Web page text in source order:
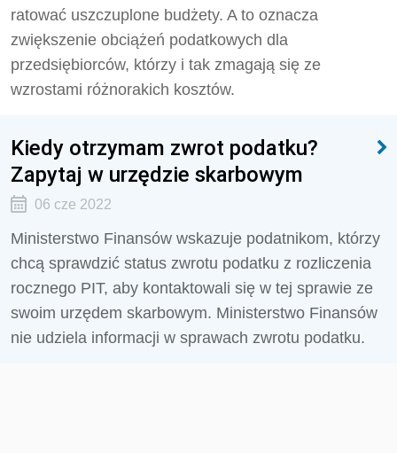
ratować uszczuplone budżety. A to oznacza
zwiększenie obciążeń podatkowych dla
przedsiębiorców, którzy i tak zmagają się ze
wzrostami różnorakich kosztów.
Kiedy otrzymam zwrot podatku?
Zapytaj w urzędzie skarbowym
06 cze 2022
Ministerstwo Finansów wskazuje podatnikom, którzy
chcą sprawdzić status zwrotu podatku z rozliczenia
rocznego PIT, aby kontaktowali się w tej sprawie ze
swoim urzędem skarbowym. Ministerstwo Finansów
nie udziela informacji w sprawach zwrotu podatku.